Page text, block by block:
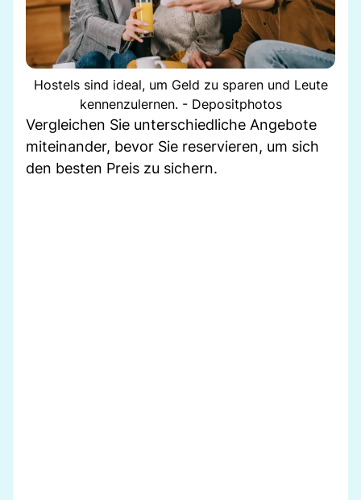
Hostels sind ideal, um Geld zu sparen und Leute
kennenzulernen. - Depositphotos
Vergleichen Sie unterschiedliche Angebote
miteinander, bevor Sie reservieren, um sich
den besten Preis zu sichern.